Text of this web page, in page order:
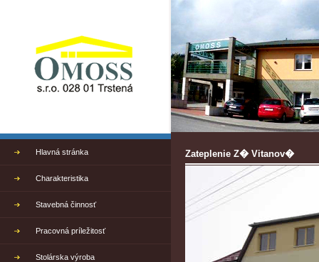
Hlavná stránka
Charakteristika
Stavebná činnosť
Pracovná príležitosť
Stolárska výroba
Zateplenie Z� Vitanov�